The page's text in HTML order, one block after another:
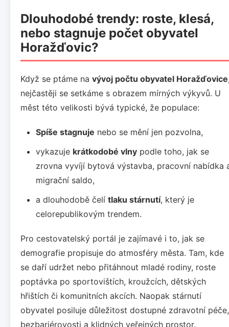
Dlouhodobé trendy: roste, klesá,
nebo stagnuje počet obyvatel
Horažďovic?
Když se ptáme na vývoj počtu obyvatel Horažďovice
nejčastěji se setkáme s obrazem mírných výkyvů. U
měst této velikosti bývá typické, že populace:
Spíše stagnuje nebo se mění jen pozvolna,
vykazuje krátkodobé vlny podle toho, jak se
zrovna vyvíjí bytová výstavba, pracovní nabídka
migrační saldo,
a dlouhodobě čelí tlaku stárnutí, který je
celorepublikovým trendem.
Pro cestovatelský portál je zajímavé i to, jak se
demografie propisuje do atmosféry města. Tam, kde
se daří udržet nebo přitáhnout mladé rodiny, roste
poptávka po sportovištích, kroužcích, dětských
hřištích či komunitních akcích. Naopak stárnutí
obyvatel posiluje důležitost dostupné zdravotní péče,
bezbariérovosti a klidných veřejných prostor.